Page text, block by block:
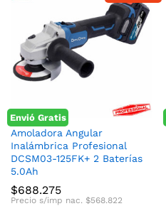
Envió Gratis
Amoladora Angular
Inalámbrica Profesional
DCSM03-125FK+ 2 Baterías
5.0Ah
$688.275
Precio s/imp nac. $568.822